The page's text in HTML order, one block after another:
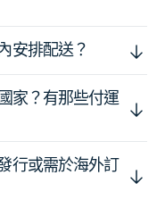
安排配送？
家？有那些付運
行或需於海外訂